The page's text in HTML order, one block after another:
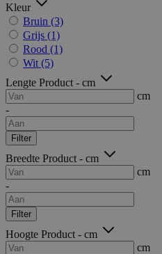
Kleur
Bruin (3)
Grijs (1)
Rood (1)
Wit (5)
Lengte Product - cm
cm
-
Filter
Breedte Product - cm
cm
-
Filter
Hoogte Product - cm
cm